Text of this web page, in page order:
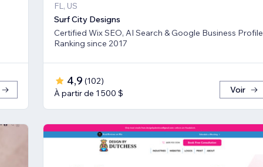
FL, US
Surf City Designs
Certified Wix SEO, AI Search & Google Business Profile
Ranking since 2017
4,9 (102)
À partir de 1 500 $
Voir